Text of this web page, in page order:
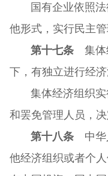
国有企业依照法
他形式，实行民主管
第十七条集体
下，有独立进行经济
集体经济组织实
和罢免管理人员，
第十八条中华
他经济组织或者个